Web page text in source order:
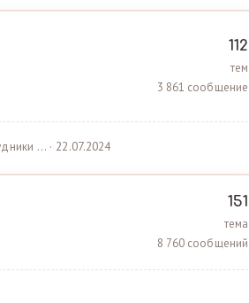
112
тем
3 861 сообщение
… · 22.07.2024
151
тема
8 760 сообщений